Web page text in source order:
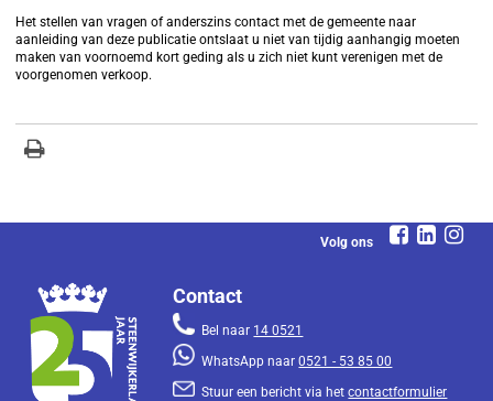
Het stellen van vragen of anderszins contact met de gemeente naar
aanleiding van deze publicatie ontslaat u niet van tijdig aanhangig moeten
maken van voornoemd kort geding als u zich niet kunt verenigen met de
voorgenomen verkoop.
Volg ons
Contact
Bel naar 14 0521
WhatsApp naar0521 - 53 85 00
Stuur een bericht via hetcontactformulier